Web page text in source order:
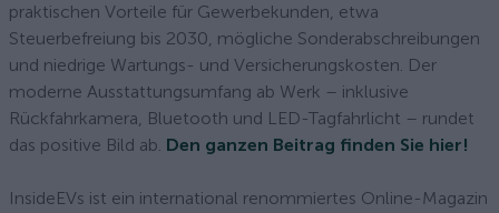
praktischen Vorteile für Gewerbekunden, etwa
Steuerbefreiung bis 2030, mögliche Sonderabschreibungen
und niedrige Wartungs- und Versicherungskosten. Der
moderne Ausstattungsumfang ab Werk – inklusive
Rückfahrkamera, Bluetooth und LED-Tagfahrlicht – rundet
das positive Bild ab. Den ganzen Beitrag finden Sie hier!
InsideEVs ist ein international renommiertes Online-Magazin